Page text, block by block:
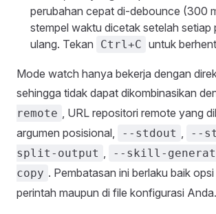
perubahan cepat di-debounce (300
stempel waktu dicetak setelah setiap
ulang. Tekan
Ctrl+C untuk
Mode watch hanya bekerja dengan
sehingga tidak dapat dikombinasikan
remote , URL repositori remote yang
argumen posisional,
--stdout , --
split-output , --skill-
copy . Pembatasan ini berlaku baik
perintah maupun di file konfigurasi Anda.